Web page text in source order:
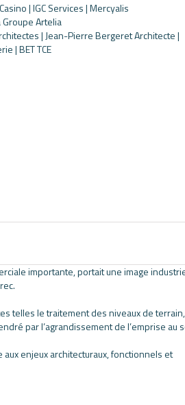
| IGC Services | Mercyalis
Groupe Artelia
| Jean-Pierre Bergeret Architecte|
| BET TCE
importante, portait une image
telles le traitement des niveaux de terrain,
par l’agrandissement de l’emprise au
enjeux architecturaux, fonctionnels et